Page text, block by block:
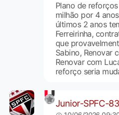
Plano de
milhão por 4
últimos 2 anos
Ferreirinha,
que
Sabino, Renovar
Renovar com
reforço seria
Junior-SPFC-83